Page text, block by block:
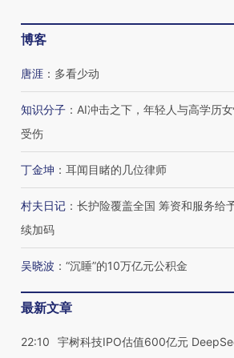
｜HYROX的吸金
：是什么让中产们甘
马航飞行员跨国走私7万
广】走进第四届链博
，让数智科技“链”接产
【特别呈现】寻找100种
博客
唐涯 ： 多看少动
知识分子 ： AI冲击之下，年轻人与高学历
受伤
丁金坤 ： 耳闻目睹的几位律师
村夫日记 ： 长护险覆盖全国 筹资和服务给
续加码
吴晓波 ： “沉睡”的10万亿元公积金
最新文章
22:10
宇树科技IPO估值600亿元